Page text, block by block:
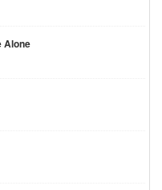
Alone